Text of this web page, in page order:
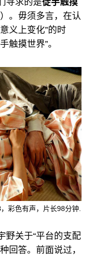
寻求的是徒手触摸
。毋须多言，在认
义上变化”的时
触摸世界”。
，彩色有声，片长98分钟.
野关于“平台的支配
回答。前面说过，